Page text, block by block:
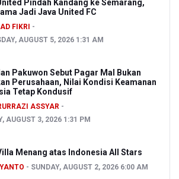
Pindah Kandang ke Semarang,
Jadi Java United FC
FIKRI
AUGUST 5, 2026 1:31 AM
Pakuwon Sebut Pagar Mal Bukan
Perusahaan, Nilai Kondisi Keamanan
Tetap Kondusif
ASSYAR
AUGUST 3, 2026 1:31 PM
Menang atas Indonesia All Stars
SUNDAY, AUGUST 2, 2026 6:00 AM